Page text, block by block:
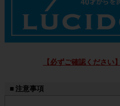
【必ずご確認ください
■ 注意事項